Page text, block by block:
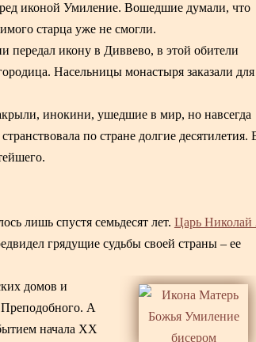
иконой Умиление. Вошедшие думали, что
старца уже не смогли.
передал икону в Диввево, в этой обители
Насельницы монастыря заказали для
инокини, ушедшие в мир, но навсегда
по стране долгие десятилетия.
лишь спустя семьдесят лет. Царь Николай
грядущие судьбы своей страны – ее
домов и
Преподобного. А
начала ХХ